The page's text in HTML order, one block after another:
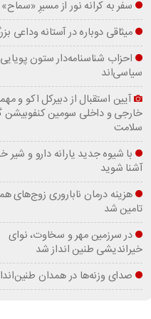
میثاقی دوباره
سفر به کرانه‌ نور از مسیرِ «سماح»
میثاقی دوباره در آستانه‌ وداعی
احزاب شناسنامه‌دار ستون
سیاسی‌اند
آیین استقبال از دبیرکل اکو و
خارجی و داخلی سومین کنفوبیشن
سلامت
با شیوه جدید یارانه دارو و
آشنا شوید
هزینه درمان ناباروری زوج‌های
تامین شد
در سرزمین مهر و سخاوت، نوای
خیراندیشی طنین انداز شد
صدای وزنه‌ها در همدان